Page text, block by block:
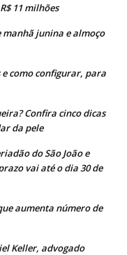
11 milhões
junina e almoço
como configurar, para
Confira cinco dicas
da pele
do São João e
vai até o dia 30 de
aumenta número de
Keller, advogado